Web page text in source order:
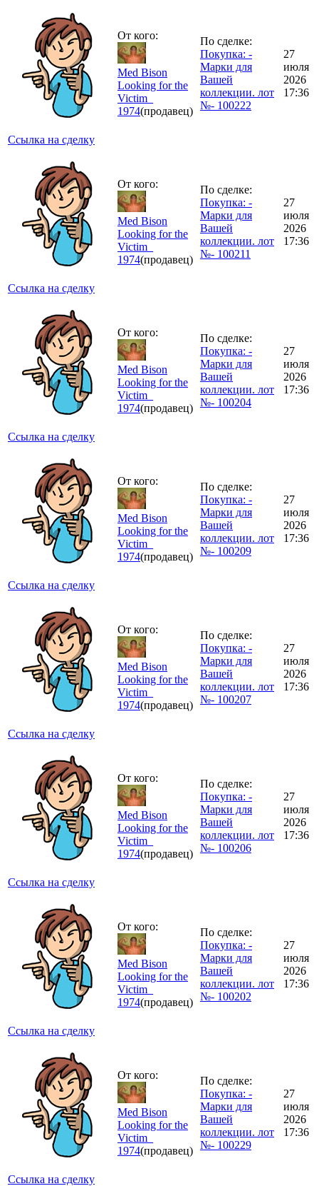
Ссылка на сделку
От кого:
Med Bison
Looking for the
Victim_
1974(продавец)
По сделке:
Покупка: -
Марки для
Вашей
коллекции. лот
№- 100222
27
июля
2026
17:36
Ссылка на сделку
От кого:
Med Bison
Looking for the
Victim_
1974(продавец)
По сделке:
Покупка: -
Марки для
Вашей
коллекции. лот
№- 100211
27
июля
2026
17:36
Ссылка на сделку
От кого:
Med Bison
Looking for the
Victim_
1974(продавец)
По сделке:
Покупка: -
Марки для
Вашей
коллекции. лот
№- 100204
27
июля
2026
17:36
Ссылка на сделку
От кого:
Med Bison
Looking for the
Victim_
1974(продавец)
По сделке:
Покупка: -
Марки для
Вашей
коллекции. лот
№- 100209
27
июля
2026
17:36
Ссылка на сделку
От кого:
Med Bison
Looking for the
Victim_
1974(продавец)
По сделке:
Покупка: -
Марки для
Вашей
коллекции. лот
№- 100207
27
июля
2026
17:36
Ссылка на сделку
От кого:
Med Bison
Looking for the
Victim_
1974(продавец)
По сделке:
Покупка: -
Марки для
Вашей
коллекции. лот
№- 100206
27
июля
2026
17:36
Ссылка на сделку
От кого:
Med Bison
Looking for the
Victim_
1974(продавец)
По сделке:
Покупка: -
Марки для
Вашей
коллекции. лот
№- 100202
27
июля
2026
17:36
Ссылка на сделку
От кого:
Med Bison
Looking for the
Victim_
1974(продавец)
По сделке:
Покупка: -
Марки для
Вашей
коллекции. лот
№- 100229
27
июля
2026
17:36